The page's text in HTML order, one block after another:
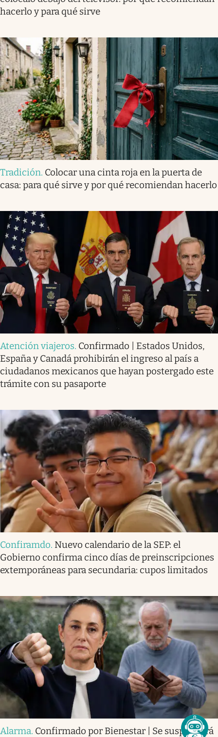
hacerlo y para qué sirve
Tradición. Colocar una cinta roja en la puerta de
casa: para qué sirve y por qué recomiendan hacerlo
Atención viajeros. Confirmado | Estados Unidos,
España y Canadá prohibirán el ingreso al país a
ciudadanos mexicanos que hayan postergado este
trámite con su pasaporte
Confiramdo. Nuevo calendario de la SEP: el
Gobierno confirma cinco días de preinscripciones
extemporáneas para secundaria: cupos limitados
Alarma. Confirmado por Bienestar | Se suspenderá